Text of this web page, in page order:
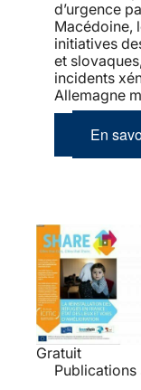
d’urgence
Macédoine,
initiatives
et
incidents
Allemagne
En
Gratuit
Publications